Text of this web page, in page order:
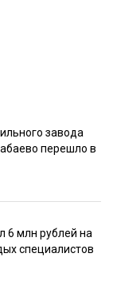
завода
перешло в
6 млн рублей на
специалистов